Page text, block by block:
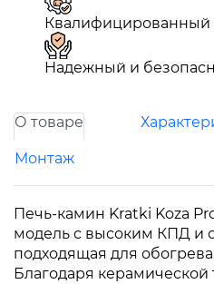
Квалифицированный
Надежный и
О товаре
Монтаж
Печь-камин Kratki Koza
модель с высоким КПД и
подходящая для
Благодаря